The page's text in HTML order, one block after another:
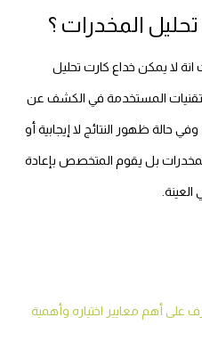
المخدرات ؟
لا يمكن خداع كارت تحليل
المستخدمة في الكشف عن
حالة ظهور النتائج لا إيجابية أو
بل يقوم المتخصص بإعادة
أهم معايير اختياره وأهمية